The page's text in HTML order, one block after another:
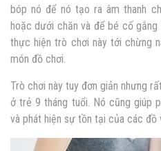
bóp nó để nó tạo ra âm thanh
hoặc dưới chăn và để bé cố
thực hiện trò chơi này tới chừng
món đồ chơi.
Trò chơi này tuy đơn giản nhưng
ở trẻ 9 tháng tuổi. Nó cũng giúp
và phát hiện sự tồn tại của các đồ